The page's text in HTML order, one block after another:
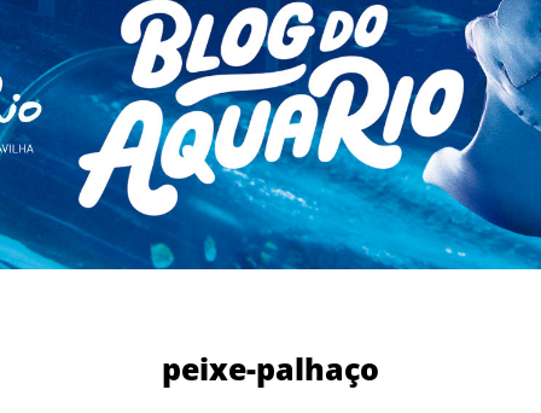
peixe-palhaço